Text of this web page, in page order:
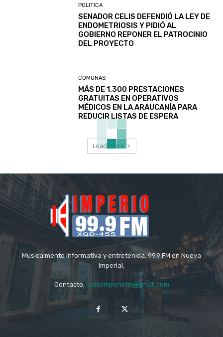
POLITICA
SENADOR CELIS DEFENDIÓ LA LEY DE
ENDOMETRIOSIS Y PIDIÓ AL
GOBIERNO REPONER EL PATROCINIO
DEL PROYECTO
COMUNAS
MÁS DE 1.300 PRESTACIONES
GRATUITAS EN OPERATIVOS
MÉDICOS EN LA ARAUCANÍA PARA
REDUCIR LISTAS DE ESPERA
Load more
Musicalmente informativa y entretenida, 99.9 FM en Nueva
Imperial.
Contacto:radioimperiofm@gmail.com